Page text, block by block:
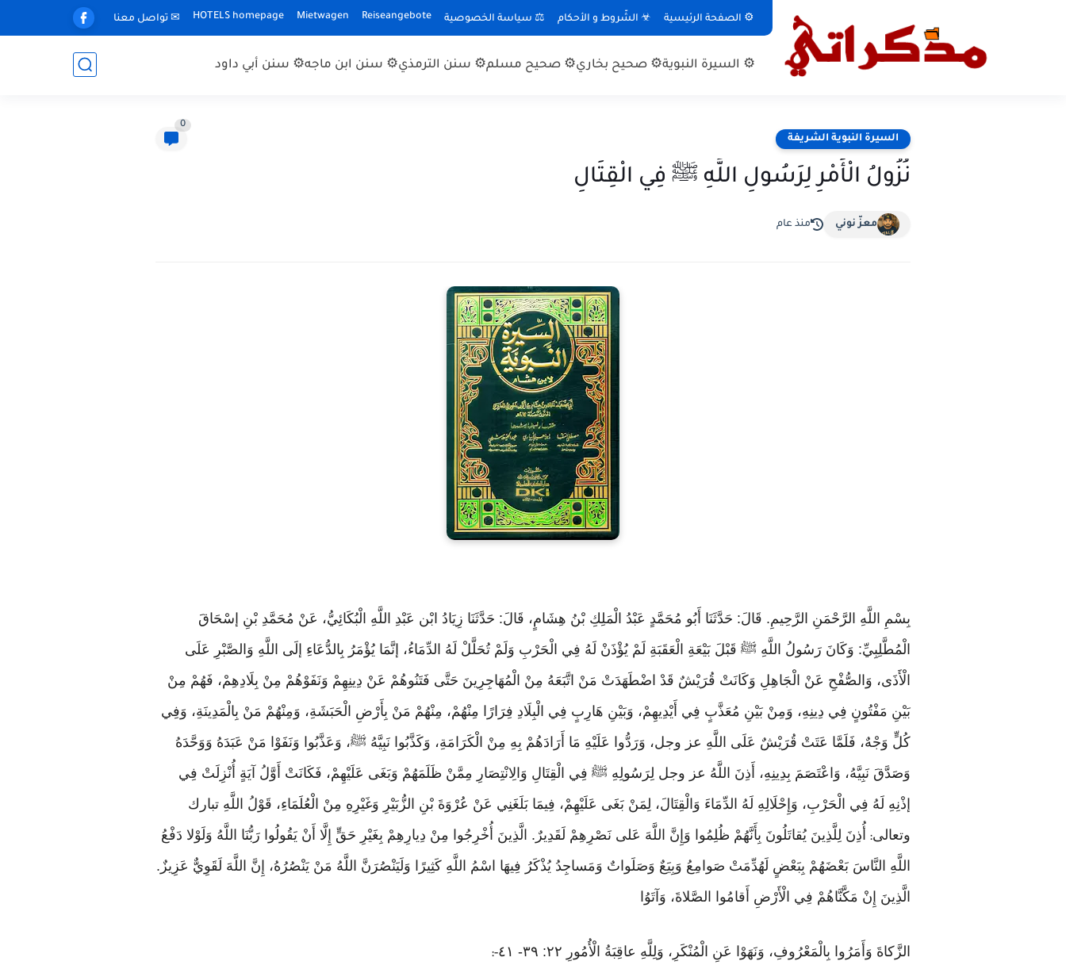
⚙ الصفحة الرئيسية ☣ الشّروط و الأحكام ⚖ سياسة الخصوصية Reiseangebote
Mietwagen
HOTELS homepage ✉ تواصل معنا
⚙ السيرة النبوية⚙ صحيح بخاري⚙ صحيح مسلم⚙ سنن الترمذي⚙ سنن ابن ماجه⚙ سنن أبي داود
السيرة النبوية الشريفة
0
نُزُولُ الْأَمْرِ لِرَسُولِ اللَّهِ ﷺ فِي الْقِتَالِ
معزّ نوني منذ عام
بِسْمِ اللَّهِ الرَّحْمَنِ الرَّحِيمِ. قَالَ: حَدَّثَنَا أَبُو مُحَمَّدٍ عَبْدُ الْمَلِكِ بْنُ هِشَامٍ، قَالَ: حَدَّثَنَا زِيَادُ ابْن عَبْدِ اللَّهِ الْبُكَائِيُّ، عَنْ مُحَمَّدِ بْنِ إسْحَاقَ
الْمُطَّلِبِيِّ: وَكَانَ رَسُولُ اللَّهِ ﷺ قَبْلَ بَيْعَةِ الْعَقَبَةِ لَمْ يُؤْذَنْ لَهُ فِي الْحَرْبِ وَلَمْ تُحَلَّلْ لَهُ الدِّمَاءُ، إنَّمَا يُؤْمَرُ بِالدُّعَاءِ إلَى اللَّهِ وَالصَّبْرِ عَلَى
الْأَذَى، وَالصُّفْحِ عَنْ الْجَاهِلِ وَكَانَتْ قُرَيْشٌ قَدْ اضْطَهَدَتْ مَنْ اتَّبَعَهُ مِنْ الْمُهَاجِرِينَ حَتَّى فَتَنُوهُمْ عَنْ دِينِهِمْ وَنَفَوْهُمْ مِنْ بِلَادِهِمْ، فَهُمْ مِنْ
بَيْنِ مَفْتُونٍ فِي دِينِهِ، وَمِنْ بَيْنِ مُعَذَّبٍ فِي أَيْدِيهِمْ، وَبَيْنِ هَارِبٍ فِي الْبِلَادِ فِرَارًا مِنْهُمْ، مِنْهُمْ مَنْ بِأَرْضِ الْحَبَشَةِ، وَمِنْهُمْ مَنْ بِالْمَدِينَةِ، وَفِي
كُلٍّ وَجْهٌ، فَلَمَّا عَتَتْ قُرَيْشٌ عَلَى اللَّهِ عز وجل، وَرَدُّوا عَلَيْهِ مَا أَرَادَهُمْ بِهِ مِنْ الْكَرَامَةِ، وَكَذَّبُوا نَبِيَّهُ ﷺ، وَعَذَّبُوا وَنَفَوْا مَنْ عَبَدَهُ وَوَحَّدَهُ
وَصَدَّقَ نَبِيَّهُ، وَاعْتَصَمَ بِدِينِهِ، أَذِنَ اللَّهُ عز وجل لِرَسُولِهِ ﷺ فِي الْقِتَالِ وَالِانْتِصَارِ مِمَّنْ ظَلَمَهُمْ وَبَغَى عَلَيْهِمْ، فَكَانَتْ أَوَّلُ آيَةٍ أُنْزِلَتْ فِي
إذْنِهِ لَهُ فِي الْحَرْبِ، وَإِحْلَالِهِ لَهُ الدِّمَاءَ وَالْقِتَالَ، لِمَنْ بَغَى عَلَيْهِمْ، فِيمَا بَلَغَنِي عَنْ عُرْوَةَ بْنِ الزُّبَيْرِ وَغَيْرِهِ مِنْ الْعُلَمَاءِ، قَوْلُ اللَّهِ تبارك
وتعالى:
أُذِنَ لِلَّذِينَ يُقاتَلُونَ بِأَنَّهُمْ ظُلِمُوا وَإِنَّ اللَّهَ عَلى نَصْرِهِمْ لَقَدِيرٌ. الَّذِينَ أُخْرِجُوا مِنْ دِيارِهِمْ بِغَيْرِ حَقٍّ إِلَّا أَنْ يَقُولُوا رَبُّنَا اللَّهُ وَلَوْلا دَفْعُ
اللَّهِ النَّاسَ بَعْضَهُمْ بِبَعْضٍ لَهُدِّمَتْ صَوامِعُ وَبِيَعٌ وَصَلَواتٌ وَمَساجِدُ يُذْكَرُ فِيهَا اسْمُ اللَّهِ كَثِيرًا وَلَيَنْصُرَنَّ اللَّهُ مَنْ يَنْصُرُهُ، إِنَّ اللَّهَ لَقَوِيٌّ عَزِيزٌ.
الَّذِينَ إِنْ مَكَّنَّاهُمْ فِي الْأَرْضِ أَقامُوا الصَّلاةَ، وَآتَوُا
الزَّكاةَ وَأَمَرُوا بِالْمَعْرُوفِ، وَنَهَوْا عَنِ الْمُنْكَرِ، وَلِلَّهِ عاقِبَةُ الْأُمُورِ ٢٢: ٣٩- ٤١ -: